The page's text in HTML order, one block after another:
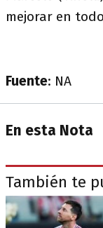
mejorar en
Fuente: NA
En esta Nota
También te